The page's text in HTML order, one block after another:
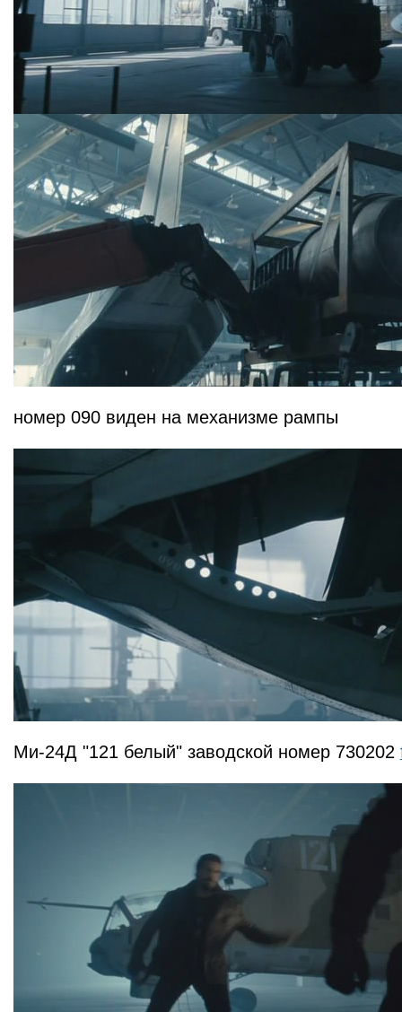
номер 090 виден на механизме рампы
Ми-24Д "121 белый" заводской номер 730202